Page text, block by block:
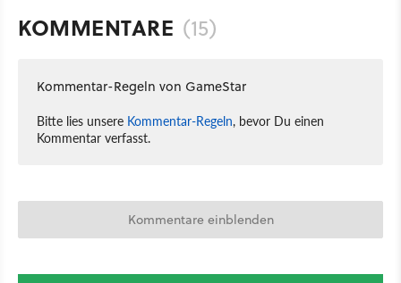
KOMMENTARE (15)
Kommentar-Regeln von GameStar
Bitte lies unsere Kommentar-Regeln, bevor Du einen
Kommentar verfasst.
Kommentare einblenden